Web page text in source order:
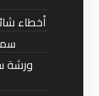
أخطاء
ورشة